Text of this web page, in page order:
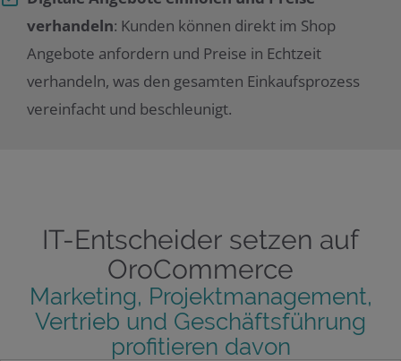
verhandeln: Kunden können direkt im Shop
Angebote anfordern und Preise in Echtzeit
verhandeln, was den gesamten Einkaufsprozess
vereinfacht und beschleunigt.
IT-Entscheider setzen auf
OroCommerce
Marketing, Projektmanagement,
Vertrieb und Geschäftsführung
profitieren davon